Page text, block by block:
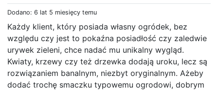
Dodano: 6 lat 5 miesięcy temu
Każdy klient, który posiada własny ogródek, bez
względu czy jest to pokaźna posiadłość czy zaledwie
urywek zieleni, chce nadać mu unikalny wygląd.
Kwiaty, krzewy czy też drzewka dodają uroku, lecz są
rozwiązaniem banalnym, niezbyt oryginalnym. Ażeby
dodać trochę smaczku typowemu ogrodowi, dobrym